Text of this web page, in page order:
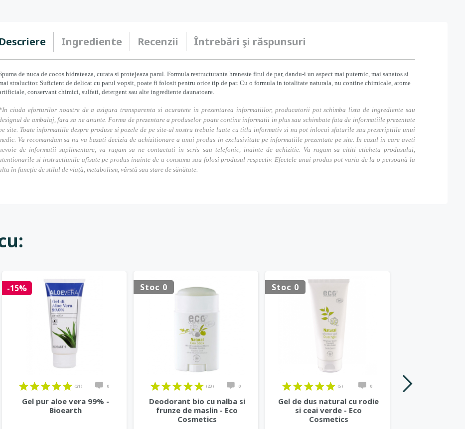
Descriere Ingrediente Recenzii Întrebări şi răspunsuri
de nuca de cocos hidrateaza, curata si protejeaza parul. Formula restructuranta hraneste firul de par, dandu-i un aspect mai puternic, mai sanatos si
stralucitor. Suficient de delicat cu parul vopsit, poate fi folosit pentru orice tip de par. Cu o formula in totalitate naturala, nu contine chimicale, arome
conservant chimici, sulfati, detergent sau alte ingrediente daunatoare.
ciuda eforturilor noastre de a asigura transparenta si acuratete in prezentarea informatiilor, producatorii pot schimba lista de ingrediente sau
de ambalaj, fara sa ne anunte. Forma de prezentare a produselor poate contine informatii in plus sau schimbate fata de informatiile prezentate
site. Toate informatiile despre produse si pozele de pe site-ul nostru trebuie luate cu titlu informativ si nu pot inlocui sfaturile sau prescriptiile unui
Va recomandam sa nu va bazati decizia de achizitionare a unui produs in exclusivitate pe informatiile prezentate pe site. In cazul in care aveti
de informatii suplimentare, va rugam sa ne contactati in scris sau telefonic, inainte de achizitie. Va rugam sa cititi eticheta produsului,
si instructiunile afisate pe produs inainte de a consuma sau folosi produsul respectiv. Efectele unui produs pot varia de la o persoană la
în funcție de stilul de viață, metabolism, vârstă sau stare de sănătate.
-15%
(21) 0
Gel pur aloe vera 99% -
Bioearth
Stoc 0
(23) 0
Deodorant bio cu nalba si
frunze de maslin - Eco
Cosmetics
Stoc 0
(5) 0
Gel de dus natural cu rodie
si ceai verde - Eco
Cosmetics